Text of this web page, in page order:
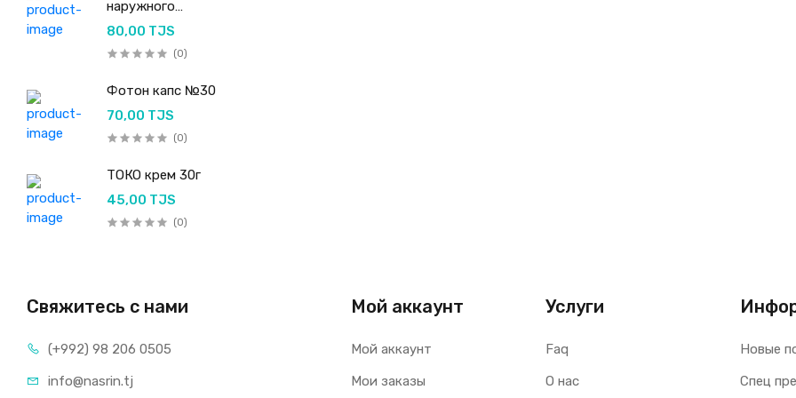
наружного
применения 50мл
80,00 TJS
(0)
Фотон капс №30
70,00 TJS
(0)
ТОКО крем 30г
45,00 TJS
(0)
Свяжитесь с нами
(+992) 98 206 0505
info@nasrin.tj
Мой аккаунт
Мой аккаунт
Мои заказы
Услуги
Faq
О нас
Новые
Спец